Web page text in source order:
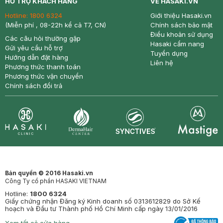
Hotline: 1800 6324
(Miễn phí , 08-22h kể cả T7, CN)
Các câu hỏi thường gặp
Gửi yêu cầu hỗ trợ
Hướng dẫn đặt hàng
Phương thức thanh toán
Phương thức vận chuyển
Chính sách đổi trả
Giới thiệu Hasaki.vn
Chính sách bảo mật
Điều khoản sử dụng
Hasaki cẩm nang
Tuyển dụng
Liên hệ
Bản quyền © 2016 Hasaki.vn
Công Ty cổ phần HASAKI VIETNAM
Hotline: 1800 6324
Giấy chứng nhận Đăng ký Kinh doanh số 0313612829 do Sở Kế
hoạch và Đầu tư Thành phố Hồ Chí Minh cấp ngày 13/01/2016